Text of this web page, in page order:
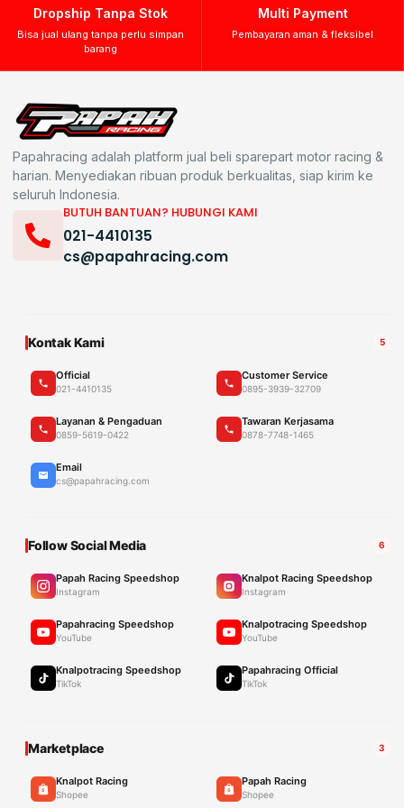
Dropship Tanpa Stok
Bisa jual ulang tanpa perlu simpan
barang
Multi Payment
Pembayaran aman & fleksibel
Papahracing adalah platform jual beli sparepart motor racing &
harian. Menyediakan ribuan produk berkualitas, siap kirim ke
seluruh Indonesia.
BUTUH BANTUAN? HUBUNGI KAMI
021-4410135
cs@papahracing.com
Kontak Kami 5
Official
021-4410135
Customer Service
0895-3939-32709
Layanan & Pengaduan
0859-5619-0422
Tawaran Kerjasama
0878-7748-1465
Email
cs@papahracing.com
Follow Social Media 6
Papah Racing Speedshop
Instagram
Knalpot Racing Speedshop
Instagram
Papahracing Speedshop
YouTube
Knalpotracing Speedshop
YouTube
Knalpotracing Speedshop
TikTok
Papahracing Official
TikTok
Marketplace 3
Knalpot Racing
Shopee
Papah Racing
Shopee